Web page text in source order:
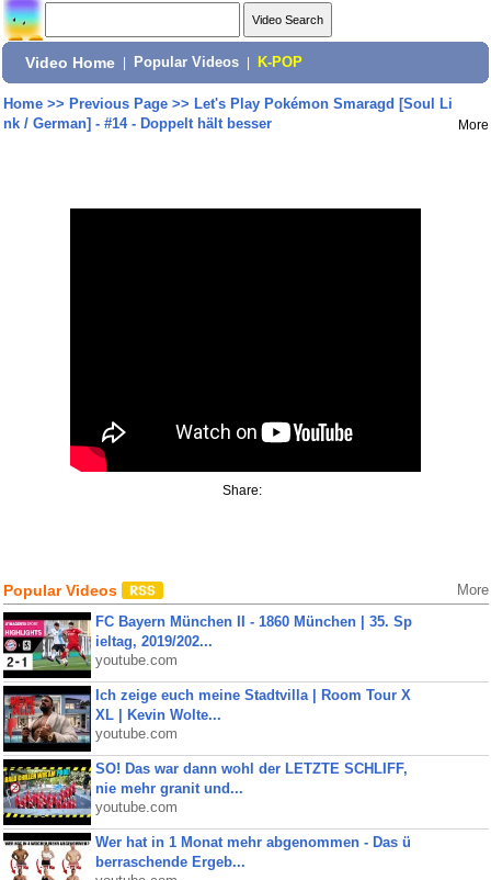
Video Home Popular Videos K-POP
Home>> Previous Page>> Let's Play Pokémon Smaragd [Soul Li
nk / German] - #14 - Doppelt hält besser
More
Share:
Popular Videos More
FC Bayern München II - 1860 München | 35. Sp
ieltag, 2019/202...
youtube.com
Ich zeige euch meine Stadtvilla | Room Tour X
XL | Kevin Wolte...
youtube.com
SO! Das war dann wohl der LETZTE SCHLIFF,
nie mehr granit und...
youtube.com
Wer hat in 1 Monat mehr abgenommen - Das ü
berraschende Ergeb...